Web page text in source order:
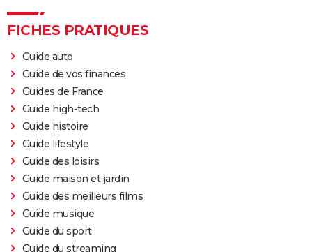
FICHES PRATIQUES
Guide auto
Guide de vos finances
Guides de France
Guide high-tech
Guide histoire
Guide lifestyle
Guide des loisirs
Guide maison et jardin
Guide des meilleurs films
Guide musique
Guide du sport
Guide du streaming